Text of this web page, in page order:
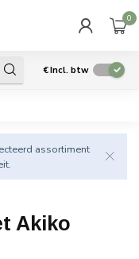
0
€Incl. btw
assortiment
Akiko